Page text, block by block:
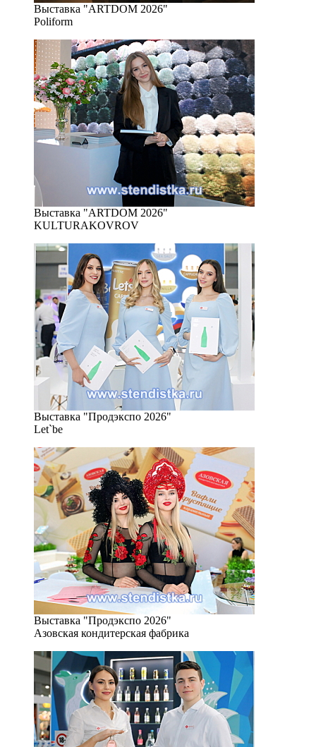
Выставка "ARTDOM 2026"
Poliform
Выставка "ARTDOM 2026"
KULTURAKOVROV
Выставка "Продэкспо 2026"
Let`be
Выставка "Продэкспо 2026"
Азовская кондитерская фабрика